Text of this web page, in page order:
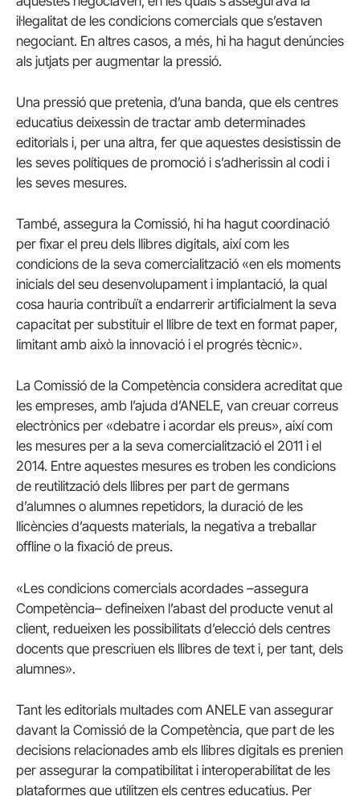
il·legalitat de les condicions comercials que s’estaven
negociant. En altres casos, a més, hi ha hagut denúncies
als jutjats per augmentar la pressió.
Una pressió que pretenia, d’una banda, que els centres
educatius deixessin de tractar amb determinades
editorials i, per una altra, fer que aquestes desistissin de
les seves polítiques de promoció i s’adherissin al codi i
les seves mesures.
També, assegura la Comissió, hi ha hagut coordinació
per fixar el preu dels llibres digitals, així com les
condicions de la seva comercialització «en els moments
inicials del seu desenvolupament i implantació, la qual
cosa hauria contribuït a endarrerir artificialment la seva
capacitat per substituir el llibre de text en format paper,
limitant amb això la innovació i el progrés tècnic».
La Comissió de la Competència considera acreditat que
les empreses, amb l’ajuda d’ANELE, van creuar correus
electrònics per «debatre i acordar els preus», així com
les mesures per a la seva comercialització el 2011 i el
2014. Entre aquestes mesures es troben les condicions
de reutilització dels llibres per part de germans
d’alumnes o alumnes repetidors, la duració de les
llicències d’aquests materials, la negativa a treballar
offline o la fixació de preus.
«Les condicions comercials acordades –assegura
Competència– defineixen l’abast del producte venut al
client, redueixen les possibilitats d’elecció dels centres
docents que prescriuen els llibres de text i, per tant, dels
alumnes».
Tant les editorials multades com ANELE van assegurar
davant la Comissió de la Competència, que part de les
decisions relacionades amb els llibres digitals es prenien
per assegurar la compatibilitat i interoperabilitat de les
plataformes que utilitzen els centres educatius. Per